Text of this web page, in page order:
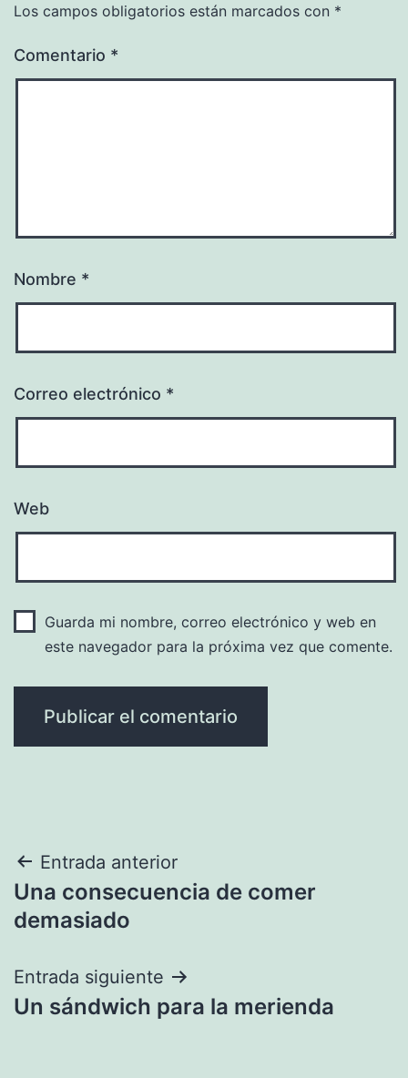
Los campos obligatorios están marcados con *
Comentario *
Nombre *
Correo electrónico *
Web
Guarda mi nombre, correo electrónico y web en
este navegador para la próxima vez que comente.
Navegación
de
Entrada anterior
Una consecuencia de comer
demasiado
Entrada siguiente
Un sándwich para la merienda